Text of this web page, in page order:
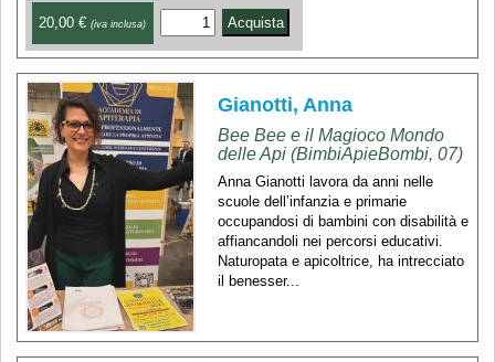
20,00 € (iva inclusa)
Gianotti, Anna
Bee Bee e il Magioco Mondo
delle Api (BimbiApieBombi, 07)
Anna Gianotti lavora da anni nelle
scuole dell’infanzia e primarie
occupandosi di bambini con disabilità e
affiancandoli nei percorsi educativi.
Naturopata e apicoltrice, ha intrecciato
il benesser...